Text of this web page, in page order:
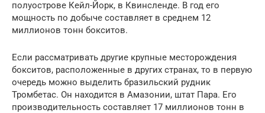
полуострове Кейл-Йорк, в Квинсленде. В год его
мощность по добыче составляет в среднем 12
миллионов тонн бокситов.
Если рассматривать другие крупные месторождения
бокситов, расположенные в других странах, то в первую
очередь можно выделить бразильский рудник
Тромбетас. Он находится в Амазонии, штат Пара. Его
производительность составляет 17 миллионов тонн в